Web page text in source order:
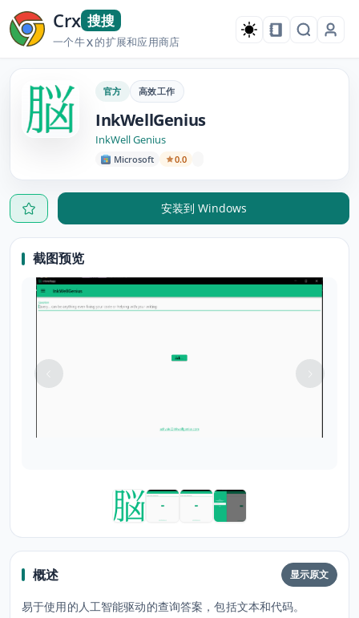
Crx 搜搜
一个牛X的扩展和应用商店
官方 高效工作
InkWellGenius
InkWell Genius
Microsoft 0.0
安装到 Windows
截图预览
概述 显示原文
易于使用的人工智能驱动的查询答案，包括文本和代码。